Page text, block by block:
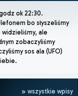
ok 22:30.
bo słyszeliśmy
ale
zobaczyliśmy
sos ala (UFO)
wszystkie wpisy